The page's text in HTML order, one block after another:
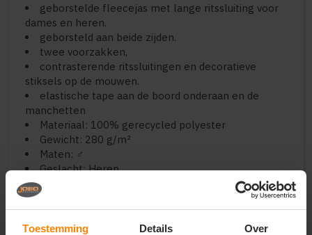
Toestemming Details Over
geborstelde fleecejas met lange ritssluiting voor
dames en heren.
geborsteld aan beide zijden.
twee voorzakken,
contrasterende ritssluitingen en decoratieve
stiksels op de mouwen.
elastische tape aan de boord onderaan en de
manchetten
Materiaal: 100% gerecycled polyester
Gewicht: 280 g/m²
Maten: ♂
Geslacht: Heren
Zakken: No pockets
Halslijn: Polo
Type sluiting: Zipper
Capuchondetails: Geen